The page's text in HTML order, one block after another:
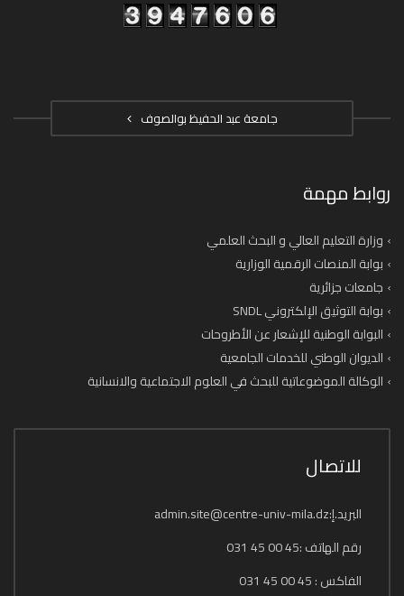
جامعة عبد الحفيظ بوالصوف
روابط مهمة
وزارة التعليم العالي و البحث العلمي
بوابة المنصات الرقمية الوزارية
جامعات جزائرية
بوابة التوثيق الإلكتروني SNDL
البوابة الوطنية للإشعار عن الأطروحات
الديوان الوطني للخدمات الجامعية
الوكالة الموضوعاتية للبحث في العلوم الاجتماعية والانسانية
للاتصال
البريد.إ:admin.site@centre-univ-mila.dz
رقم الهاتف :45 00 45 031
الفاكس : 45 00 45 031